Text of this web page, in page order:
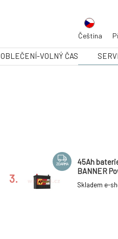
Čeština
OBLEČENÍ-VOLNÝ ČAS
3.
ZDARMA
45Ah
BANNER
Skladem e-